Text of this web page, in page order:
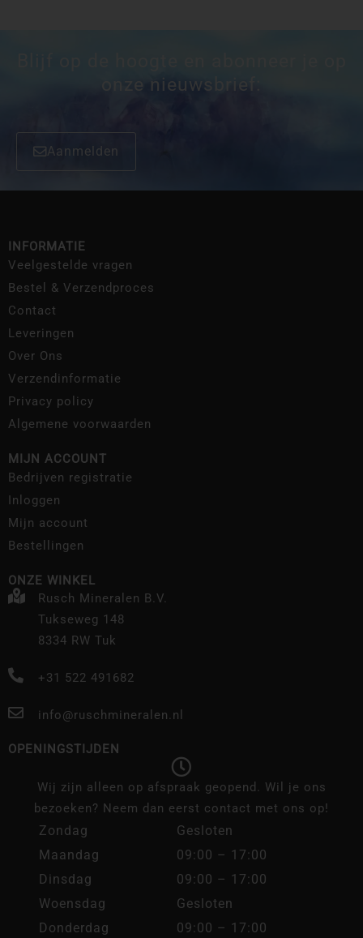
onze nieuwsbrief:
Aanmelden
INFORMATIE
Veelgestelde vragen
Bestel & Verzendproces
Contact
Leveringen
Over Ons
Verzendinformatie
Privacy policy
Algemene voorwaarden
MIJN ACCOUNT
Bedrijven registratie
Inloggen
Mijn account
Bestellingen
ONZE WINKEL
Rusch Mineralen B.V.
Tukseweg 148
8334 RW Tuk
+31 522 491682
info@ruschmineralen.nl
OPENINGSTIJDEN
Wij zijn alleen op afspraak geopend. Wil je ons
bezoeken? Neem dan eerst contact met ons op!
Zondag
Gesloten
Maandag
09:00 – 17:00
Dinsdag
09:00 – 17:00
Woensdag
Gesloten
Donderdag
09:00 – 17:00